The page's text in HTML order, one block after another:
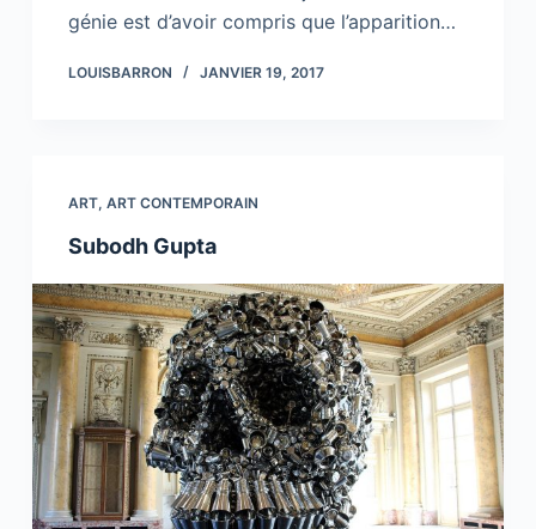
génie est d’avoir compris que l’apparition…
LOUISBARRON JANVIER 19, 2017
ART, ART CONTEMPORAIN
Subodh Gupta